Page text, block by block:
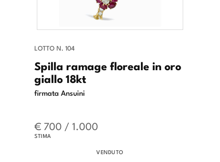
LOTTO N. 104
Spilla ramage floreale in oro
giallo 18kt
firmata Ansuini
€ 700 / 1.000
STIMA
VENDUTO